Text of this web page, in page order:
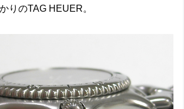
りのTAG HEUER。